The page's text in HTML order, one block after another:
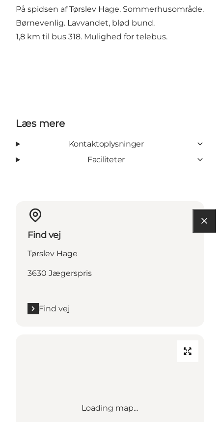
På spidsen af Tørslev Hage. Sommerhusområde.
Børnevenlig. Lavvandet, blød bund.
1,8 km til bus 318. Mulighed for telebus.
Læs mere
Kontaktoplysninger
Faciliteter
Find vej
Tørslev Hage
3630 Jægerspris
Find vej
Loading map...